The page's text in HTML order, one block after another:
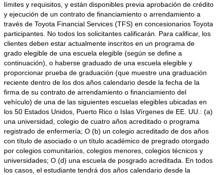
límites y requisitos, y están disponibles previa aprobación de crédito
y ejecución de un contrato de financiamiento o arrendamiento a
través de Toyota Financial Services (TFS) en concesionarios Toyota
participantes. No todos los solicitantes calificarán. Para calificar, los
clientes deben estar actualmente inscritos en un programa de
grado elegible de una escuela elegible (según se define a
continuación), o haberse graduado de una escuela elegible y
proporcionar prueba de graduación (que muestre una graduación
reciente dentro de los dos años calendario desde la fecha de la
firma de su contrato de arrendamiento o financiamiento del
vehículo) de una de las siguientes escuelas elegibles ubicadas en
los 50 Estados Unidos, Puerto Rico o Islas Vírgenes de EE. UU.: (a)
una universidad, colegio de cuatro años acreditado o programa
registrado de enfermería; O (b) un colegio acreditado de dos años
con título de asociado o un título académico de pregrado otorgado
por colegios comunitarios, colegios menores, colegios técnicos y
universidades; O (d) una escuela de posgrado acreditada. En todos
los casos, el estudiante tendrá dos años calendario desde la